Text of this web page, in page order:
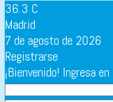
36.3 C
Madrid
7 de agosto de 2026
Registrarse
¡Bienvenido! Ingresa